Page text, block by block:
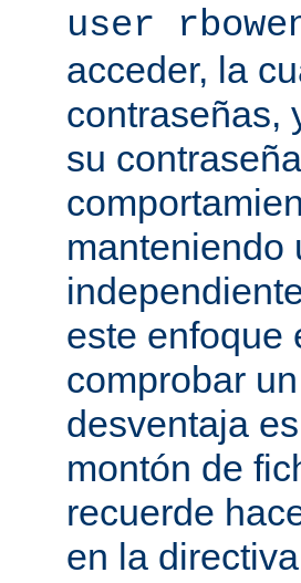
user
acceder, la
contraseñas,
su
manteniendo
este enfoque
comprobar
desventaja
montón de
recuerde
en la directiva